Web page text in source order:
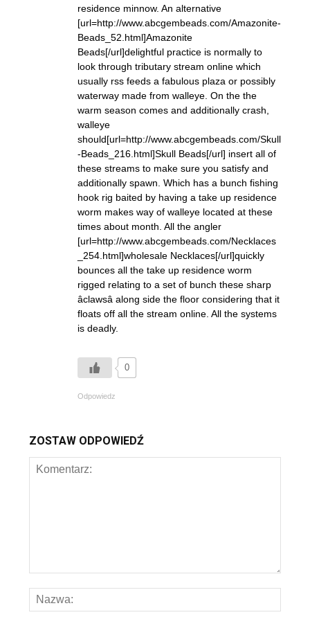
residence minnow. An alternative
[url=http://www.abcgembeads.com/Amazonite-
Beads_52.html]Amazonite
Beads[/url]delightful practice is normally to
look through tributary stream online which
usually rss feeds a fabulous plaza or possibly
waterway made from walleye. On the the
warm season comes and additionally crash,
walleye
should[url=http://www.abcgembeads.com/Skull
-Beads_216.html]Skull Beads[/url] insert all of
these streams to make sure you satisfy and
additionally spawn. Which has a bunch fishing
hook rig baited by having a take up residence
worm makes way of walleye located at these
times about month. All the angler
[url=http://www.abcgembeads.com/Necklaces
_254.html]wholesale Necklaces[/url]quickly
bounces all the take up residence worm
rigged relating to a set of bunch these sharp
âclawsâ along side the floor considering that it
floats off all the stream online. All the systems
is deadly.
0
Odpowiedz
ZOSTAW ODPOWIEDŹ